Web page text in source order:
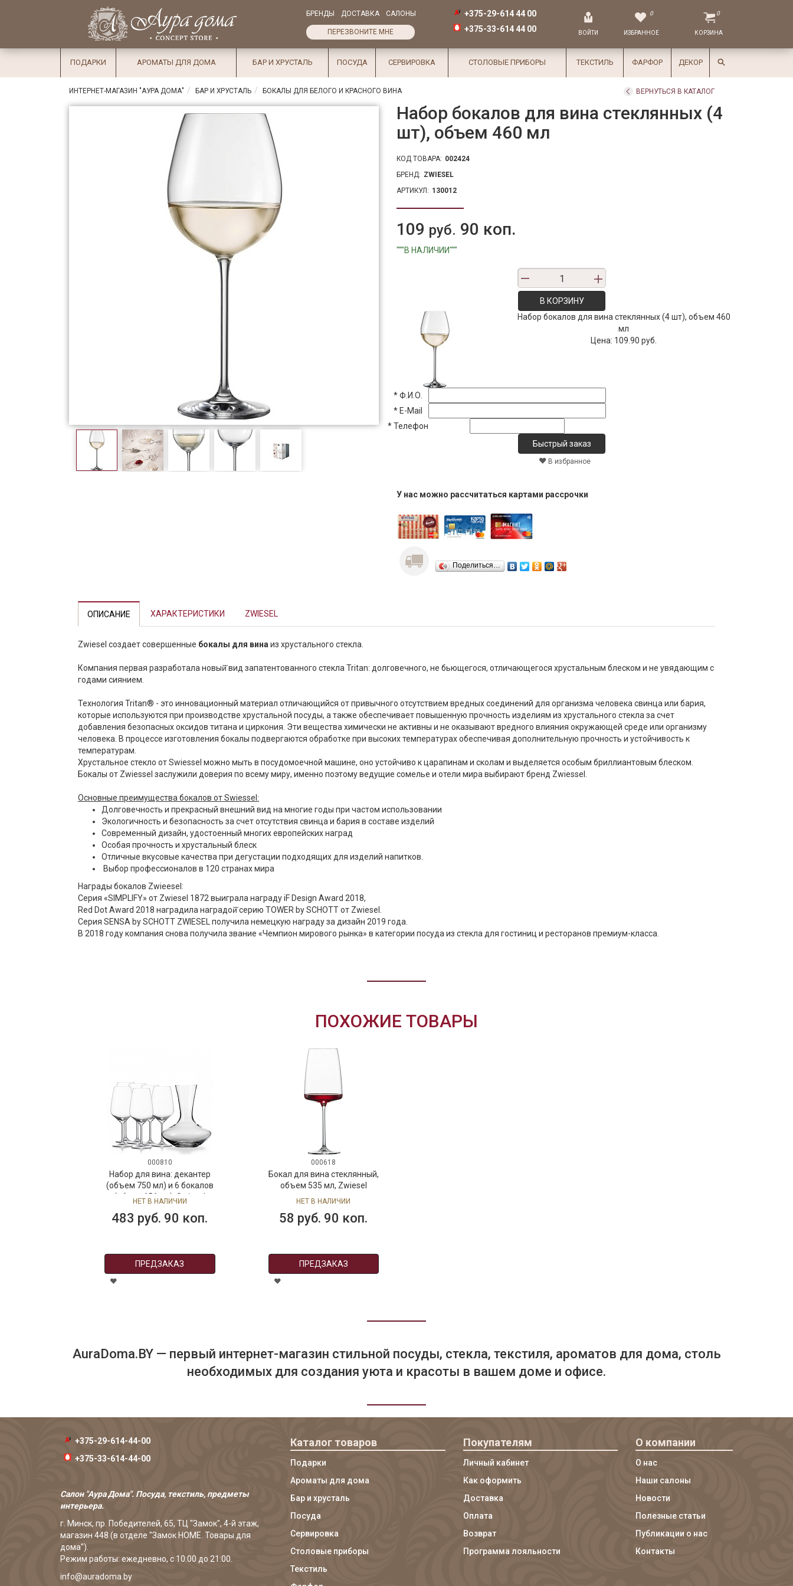
Избранное
×
СалоныДоставка
Оплата
Подарки
Ароматы
для дома
БРЕНДЫ ДОСТАВКА САЛОНЫ
ПЕРЕЗВОНИТЕ МНЕ
+375-29-614 44 00
+375-33-614 44 00
ВОЙТИ
0
ИЗБРАННОЕ
0
КОРЗИНА
ПОДАРКИ АРОМАТЫ ДЛЯ ДОМА БАР И ХРУСТАЛЬ ПОСУДА СЕРВИРОВКА СТОЛОВЫЕ ПРИБОРЫ ТЕКСТИЛЬ ФАРФОР ДЕКОР
ИНТЕРНЕТ-МАГАЗИН "АУРА ДОМА" БАР И ХРУСТАЛЬ БОКАЛЫ ДЛЯ БЕЛОГО И КРАСНОГО ВИНА ВЕРНУТЬСЯ В КАТАЛОГ
Набор бокалов для вина стеклянных (4
шт), объем 460 мл
КОД ТОВАРА: 002424
БРЕНД: ZWIESEL
АРТИКУЛ: 130012
109 руб. 90 коп.
"""В НАЛИЧИИ"""
В КОРЗИНУ
Набор бокалов для вина стеклянных (4 шт), объем 460
мл
Цена: 109.90 руб.
*Ф.И.О.
* E-Mail
*Телефон
В избранное
У нас можно рассчитаться картами рассрочки
Поделиться…
ОПИСАНИЕ ХАРАКТЕРИСТИКИ ZWIESEL
Zwiesel создает совершенные бокалы для винаиз хрустального стекла.
Компания первая разработала новый̆ вид запатентованного стекла Tritan: долговечного, не бьющегося, отличающегося хрустальным блеском и не увядающим с
годами сиянием.
Технология Tritan® - это инновационный материал отличающийся от привычного отсутствием вредных соединений для организма человека свинца или бария,
которые используются при производстве хрустальной посуды, а также обеспечивает повышенную прочность изделиям из хрустального стекла за счет
добавления безопасных оксидов титана и циркония. Эти вещества химически не активны и не оказывают вредного влияния окружающей среде или организму
человека. В процессе изготовления бокалы подвергаются обработке при высоких температурах обеспечивая дополнительную прочность и устойчивость к
температурам.
Хрустальное стекло от Swiessel можно мыть в посудомоечной машине, оно устойчиво к царапинам и сколам и выделяется особым бриллиантовым блеском.
Бокалы от Zwiessel заслужили доверия по всему миру, именно поэтому ведущие сомелье и отели мира выбирают бренд Zwiessel.
Основные преимущества бокалов от Swiessel:
Долговечность и прекрасный внешний вид на многие годы при частом использовании
Экологичность и безопасность за счет отсутствия свинца и бария в составе изделий
Современный дизайн, удостоенный многих европейских наград
Особая прочность и хрустальный блеск
Отличные вкусовые качества при дегустации подходящих для изделий напитков.
Выбор профессионалов в 120 странах мира
Награды бокалов Zwieesel:
Серия «SIMPLIFY» от Zwiesel 1872 выиграла награду iF Design Award 2018,
Red Dot Award 2018 наградила наградой̆ серию TOWER by SCHOTT от Zwiesel.
Серия SENSA by SCHOTT ZWIESEL получила немецкую награду за дизайн 2019 года.
В 2018 году компания снова получила звание «Чемпион мирового рынка» в категории посуда из стекла для гостиниц и ресторанов премиум-класса.
ПОХОЖИЕ ТОВАРЫ
000810
Набор для вина: декантер
(объем 750 мл) и 6 бокалов
(обьем 656 мл), Swiesel
НЕТ В НАЛИЧИИ
483 руб. 90 коп.
ПРЕДЗАКАЗ
000618
Бокал для вина стеклянный,
объем 535 мл, Zwiesel
НЕТ В НАЛИЧИИ
58 руб. 90 коп.
ПРЕДЗАКАЗ
AuraDoma.BY — первый интернет-магазин стильной посуды, стекла, текстиля, ароматов для дома, столь
необходимых для создания уюта и красоты в вашем доме и офисе.
+375-29-614-44-00
+375-33-614-44-00
Салон "Аура Дома". Посуда, текстиль, предметы
интерьера.
г. Минск, пр. Победителей, 65, ТЦ "Замок", 4-й этаж,
магазин 448 (в отделе "Замок HOME. Товары для
дома").
Режим работы: ежедневно, с 10:00 до 21:00.
info@auradoma.by
Каталог товаров
Подарки
Ароматы для дома
Бар и хрусталь
Посуда
Сервировка
Столовые приборы
Текстиль
Покупателям
Личный кабинет
Как оформить
Доставка
Оплата
Возврат
Программа лояльности
О компании
О нас
Наши салоны
Новости
Полезные статьи
Публикации о нас
Контакты